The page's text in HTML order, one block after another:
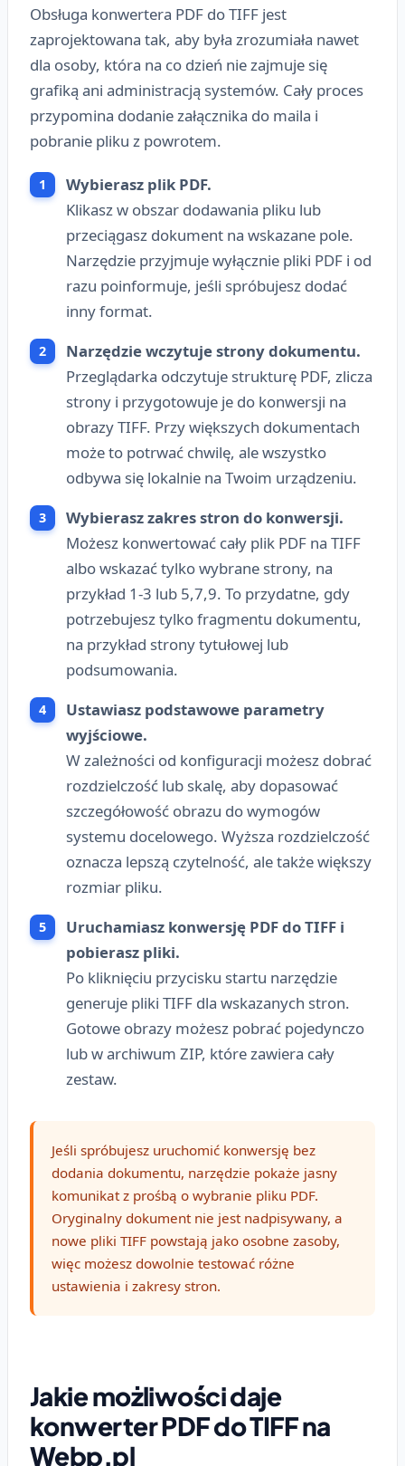
Obsługa konwertera PDF do TIFF jest
zaprojektowana tak, aby była zrozumiała nawet
dla osoby, która na co dzień nie zajmuje się
grafiką ani administracją systemów. Cały proces
przypomina dodanie załącznika do maila i
pobranie pliku z powrotem.
Wybierasz plik PDF.
Klikasz w obszar dodawania pliku lub
przeciągasz dokument na wskazane pole.
Narzędzie przyjmuje wyłącznie pliki PDF i od
razu poinformuje, jeśli spróbujesz dodać
inny format.
Narzędzie wczytuje strony dokumentu.
Przeglądarka odczytuje strukturę PDF, zlicza
strony i przygotowuje je do konwersji na
obrazy TIFF. Przy większych dokumentach
może to potrwać chwilę, ale wszystko
odbywa się lokalnie na Twoim urządzeniu.
Wybierasz zakres stron do konwersji.
Możesz konwertować cały plik PDF na TIFF
albo wskazać tylko wybrane strony, na
przykład 1-3 lub 5,7,9. To przydatne, gdy
potrzebujesz tylko fragmentu dokumentu,
na przykład strony tytułowej lub
podsumowania.
Ustawiasz podstawowe parametry
wyjściowe.
W zależności od konfiguracji możesz dobrać
rozdzielczość lub skalę, aby dopasować
szczegółowość obrazu do wymogów
systemu docelowego. Wyższa rozdzielczość
oznacza lepszą czytelność, ale także większy
rozmiar pliku.
Uruchamiasz konwersję PDF do TIFF i
pobierasz pliki.
Po kliknięciu przycisku startu narzędzie
generuje pliki TIFF dla wskazanych stron.
Gotowe obrazy możesz pobrać pojedynczo
lub w archiwum ZIP, które zawiera cały
zestaw.
Jeśli spróbujesz uruchomić konwersję bez
dodania dokumentu, narzędzie pokaże jasny
komunikat z prośbą o wybranie pliku PDF.
Oryginalny dokument nie jest nadpisywany, a
nowe pliki TIFF powstają jako osobne zasoby,
więc możesz dowolnie testować różne
ustawienia i zakresy stron.
Jakie możliwości daje
konwerter PDF do TIFF na
Webp.pl